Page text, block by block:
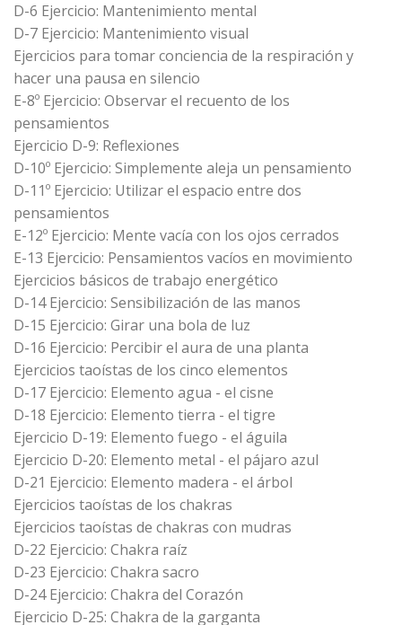
D-6 Ejercicio: Mantenimiento mental
D-7 Ejercicio: Mantenimiento visual
Ejercicios para tomar conciencia de la respiración y
hacer una pausa en silencio
E-8º Ejercicio: Observar el recuento de los
pensamientos
Ejercicio D-9: Reflexiones
D-10º Ejercicio: Simplemente aleja un pensamiento
D-11º Ejercicio: Utilizar el espacio entre dos
pensamientos
E-12º Ejercicio: Mente vacía con los ojos cerrados
E-13 Ejercicio: Pensamientos vacíos en movimiento
Ejercicios básicos de trabajo energético
D-14 Ejercicio: Sensibilización de las manos
D-15 Ejercicio: Girar una bola de luz
D-16 Ejercicio: Percibir el aura de una planta
Ejercicios taoístas de los cinco elementos
D-17 Ejercicio: Elemento agua - el cisne
D-18 Ejercicio: Elemento tierra - el tigre
Ejercicio D-19: Elemento fuego - el águila
Ejercicio D-20: Elemento metal - el pájaro azul
D-21 Ejercicio: Elemento madera - el árbol
Ejercicios taoístas de los chakras
Ejercicios taoístas de chakras con mudras
D-22 Ejercicio: Chakra raíz
D-23 Ejercicio: Chakra sacro
D-24 Ejercicio: Chakra del Corazón
Ejercicio D-25: Chakra de la garganta